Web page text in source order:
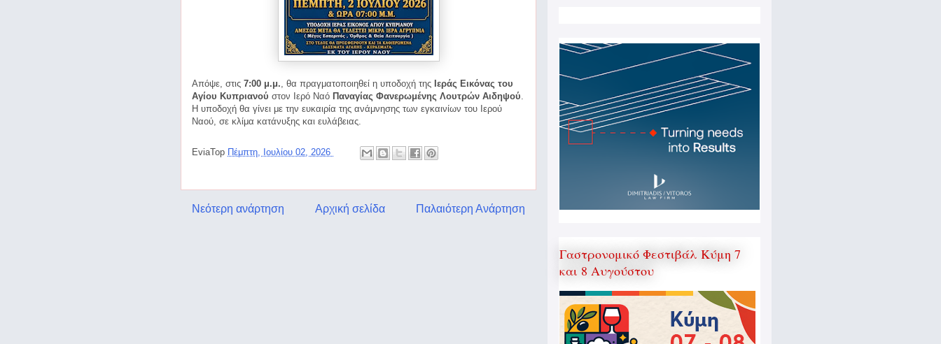
Απόψε, στις 7:00 μ.μ., θα πραγματοποιηθεί η υποδοχή της Ιεράς Εικόνας του
Αγίου Κυπριανού στον Ιερό Ναό Παναγίας Φανερωμένης Λουτρών Αιδηψού.
Η υποδοχή θα γίνει με την ευκαιρία της ανάμνησης των εγκαινίων του Ιερού
Ναού, σε κλίμα κατάνυξης και ευλάβειας.
EviaTop Πέμπτη, Ιουλίου 02, 2026
Νεότερη ανάρτηση Παλαιότερη Ανάρτηση
Αρχική σελίδα
Γαστρονομικό Φεστιβάλ Κύμη 7
και 8 Αυγούστου